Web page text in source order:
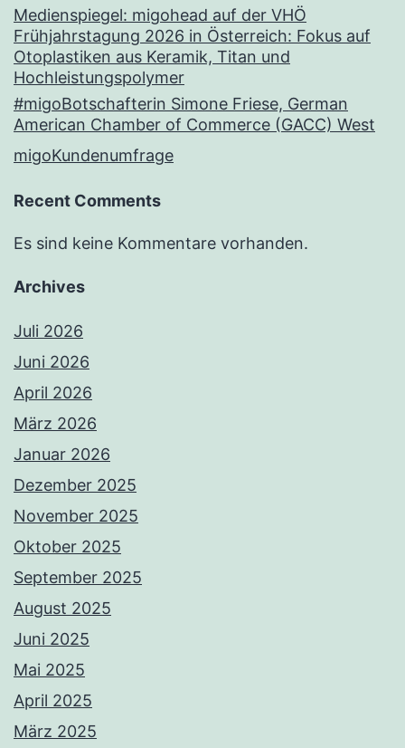
Medienspiegel: migohead auf der VHÖ
Frühjahrstagung 2026 in Österreich: Fokus auf
Otoplastiken aus Keramik, Titan und
Hochleistungspolymer
#migoBotschafterin Simone Friese, German
American Chamber of Commerce (GACC) West
migoKundenumfrage
Recent Comments
Es sind keine Kommentare vorhanden.
Archives
Juli 2026
Juni 2026
April 2026
März 2026
Januar 2026
Dezember 2025
November 2025
Oktober 2025
September 2025
August 2025
Juni 2025
Mai 2025
April 2025
März 2025